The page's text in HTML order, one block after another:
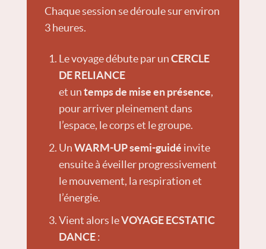
Chaque session se déroule sur environ
3 heures.
Le voyage débute par un CERCLE
DE RELIANCE
et un temps de mise en présence,
pour arriver pleinement dans
l’espace, le corps et le groupe.
Un WARM-UP semi-guidé invite
ensuite à éveiller progressivement
le mouvement, la respiration et
l’énergie.
Vient alors leVOYAGE ECSTATIC
DANCE: